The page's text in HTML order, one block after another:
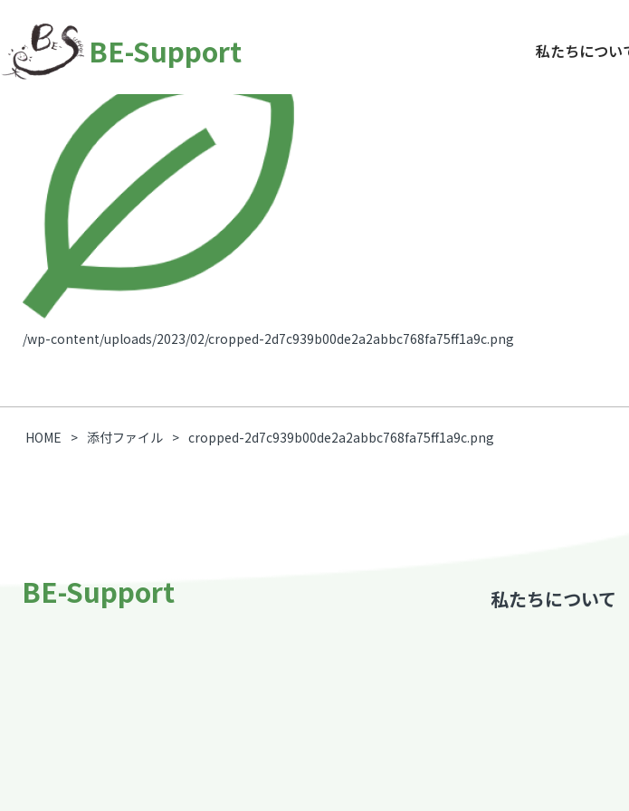
BE-Support 私たちについ
/wp-content/uploads/2023/02/cropped-2d7c939b00de2a2abbc768fa75ff1a9c.png
HOME 添付ファイル cropped-2d7c939b00de2a2abbc768fa75ff1a9c.png
BE-Support 私たちについて